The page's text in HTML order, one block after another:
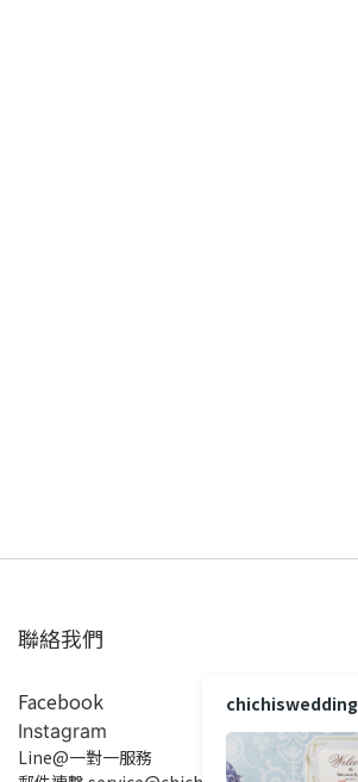
聯絡我們
Facebook
Instagram
Line@一對一服務
chichiswedding